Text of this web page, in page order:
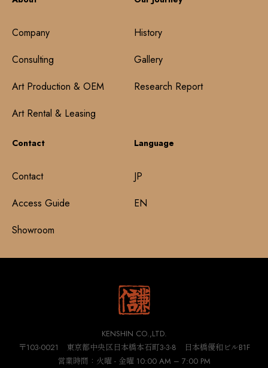
Company
Consulting
Art Production & OEM
Art Rental & Leasing
History
Gallery
Research Report
Contact
Contact
Access Guide
Showroom
Language
JP
EN
KENSHIN CO.,LTD.
〒103-0021 東京都中央区日本橋本石町3-3-8 日本橋優和ビルB1F
営業時間：火曜 - 金曜 10:00 AM – 7:00 PM